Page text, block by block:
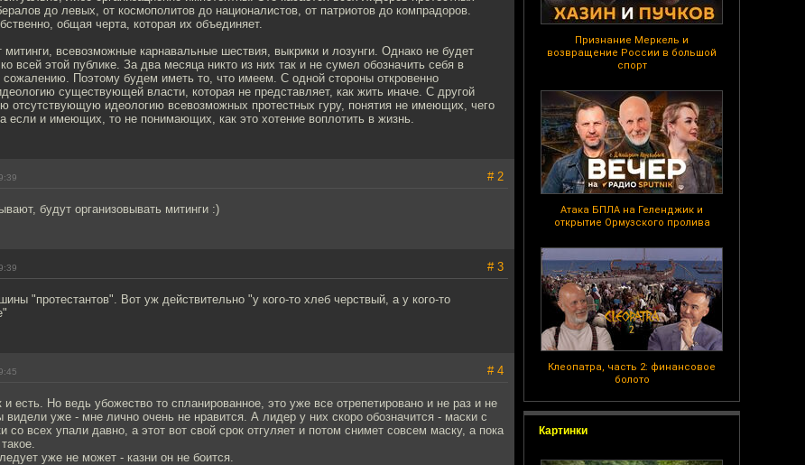
Признание Меркель и
возвращение России в большой
спорт
Атака БПЛА на Геленджик и
открытие Ормузского пролива
Клеопатра, часть 2: финансовое
болото
Картинки
до левых, от космополитов до националистов, от патриотов до компрадоров.
общая черта, которая их объединяет.
всевозможные карнавальные шествия, выкрики и лозунги. Однако не будет
всей этой публике. За два месяца никто из них так и не сумел обозначить себя в
сожалению. Поэтому будем иметь то, что имеем. С одной стороны откровенно
существующей власти, которая не представляет, как жить иначе. С другой
отсутствующую идеологию всевозможных протестных гуру, понятия не имеющих, чего
если и имеющих, то не понимающих, как это хотение воплотить в жизнь.
# 2
будут организовывать митинги :)
# 3
"протестантов". Вот уж действительно "у кого-то хлеб черствый, а у кого-то
# 4
и есть. Но ведь убожество то спланированное, это уже все отрепетировано и не раз и не
видели уже - мне лично очень не нравится. А лидер у них скоро обозначится - маски с
со всех упали давно, а этот вот свой срок отгуляет и потом снимет совсем маску, а пока
уже не может - казни он не боится.